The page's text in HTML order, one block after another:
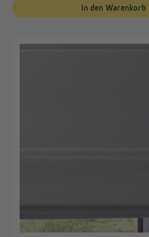
In den Warenkorb